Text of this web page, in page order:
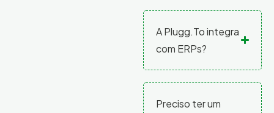
A Plugg.To integra
com ERPs?
Preciso ter um